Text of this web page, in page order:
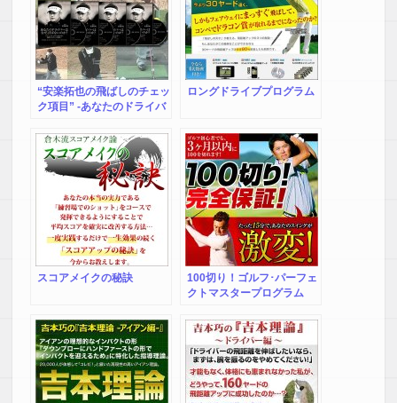
“安楽拓也の飛ばしのチェッ
ク項目” -あなたのドライバ
【DR0007】
ロングドライブプログラム
スコアメイクの秘訣
100切り！ゴルフ･パーフェ
クトマスタープログラム